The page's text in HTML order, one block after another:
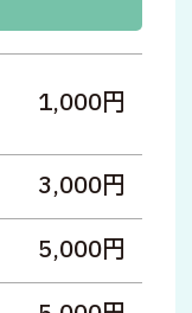
1,000円
3,000円
5,000円